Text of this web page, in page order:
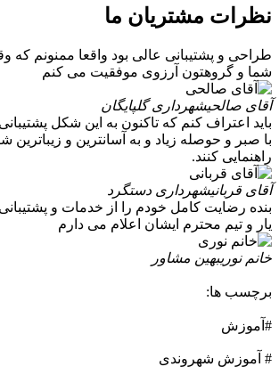
نظرات مشتریان ما
طراحی و پشتیبانی عالی بود واقعا ممنونم که
شما و گروهتون آرزوی موفقیت می کنم
آقای صالحیشهرداری گلپایگان
باید اعتراف کنم که تاکنون به این شکل
با صبر و حوصله زیاد و به آسانترین و زیباترین
راهنمایی کنند.
آقای قربانیشهرداری دستگرد
بنده رضایت کامل خودم را از خدمات و
یار و تیم محترم ایشان اعلام می دارم
خانم نوریبهین مشاور
برچسب ها:
#آموزش
# آموزش شهروندی